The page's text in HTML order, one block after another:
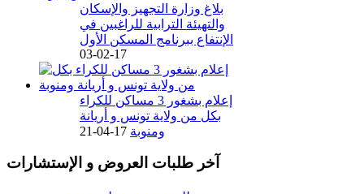
بلاغ وزارة التجهيز والإسكان
والتهيئة الترابية للراغبين في
الإنتفاع ببرنامج المسكن الأول
17-02-03
إعلام بشغور 3 مساكن للكراء
بكل من ولاية تونس و أريانة
ومنوبة 17-04-21
آخر طلبات العروض و الإستشارات